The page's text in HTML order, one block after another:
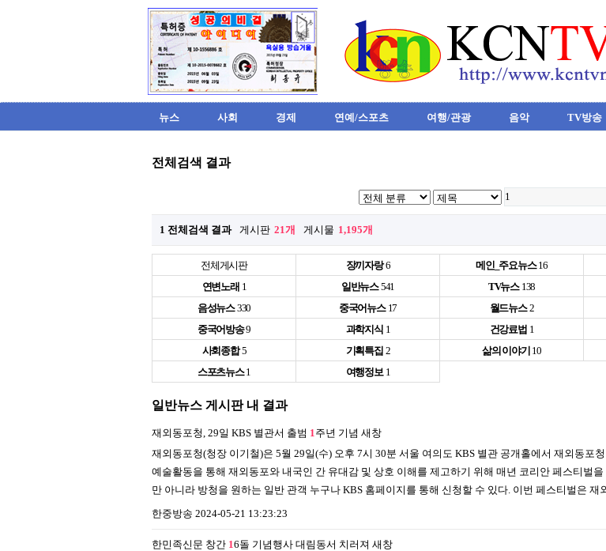
뉴스 사회 경제 연예/스포츠 여행/관광 음악 TV방송
전체검색 결과
1 전체검색 결과 게시판 21개 게시물 1,195개
전체게시판 장끼자랑 6 메인_주요뉴스 16
연변노래 1 일반뉴스 541 TV뉴스 138
음성뉴스 330 중국어뉴스 17 월드뉴스 2
중국어방송 9 과학지식 1 건강료법 1
사회종합 5 기획특집 2 삶의 이야기 10
스포츠뉴스 1 여행정보 1
일반뉴스 게시판 내 결과
재외동포청, 29일 KBS 별관서 출범 1주년 기념 새창
재외동포청(청장 이기철)은 5월 29일(수) 오후 7시 30분 서울 여의도 KBS 별관 공개홀에서 재외동포
예술활동을 통해 재외동포와 내국인 간 유대감 및 상호 이해를 제고하기 위해 매년 코리안 페스티벌
만 아니라 방청을 원하는 일반 관객 누구나 KBS 홈페이지를 통해 신청할 수 있다. 이번 페스티벌은
한중방송 2024-05-21 13:23:23
한민족신문 창간 16돌 기념행사 대림동서 치러져 새창